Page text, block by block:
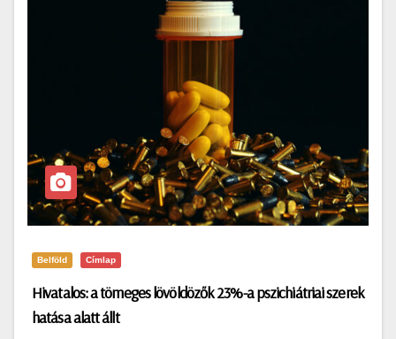
Belföld Címlap
Hivatalos: a tömeges lövöldözők 23%-a pszichiátriai szerek
hatása alatt állt